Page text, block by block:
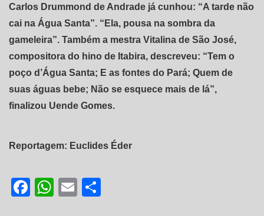
Carlos Drummond de Andrade já cunhou: “A tarde não
cai na Água Santa”. “Ela, pousa na sombra da
gameleira”. Também a mestra Vitalina de São José,
compositora do hino de Itabira, descreveu: “Tem o
poço d’Água Santa; E as fontes do Pará; Quem de
suas águas bebe; Não se esquece mais de lá”,
finalizou Uende Gomes.
Reportagem: Euclides Éder
Facebook
WhatsApp
Email